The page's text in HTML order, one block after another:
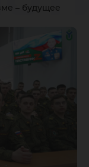
– будущее